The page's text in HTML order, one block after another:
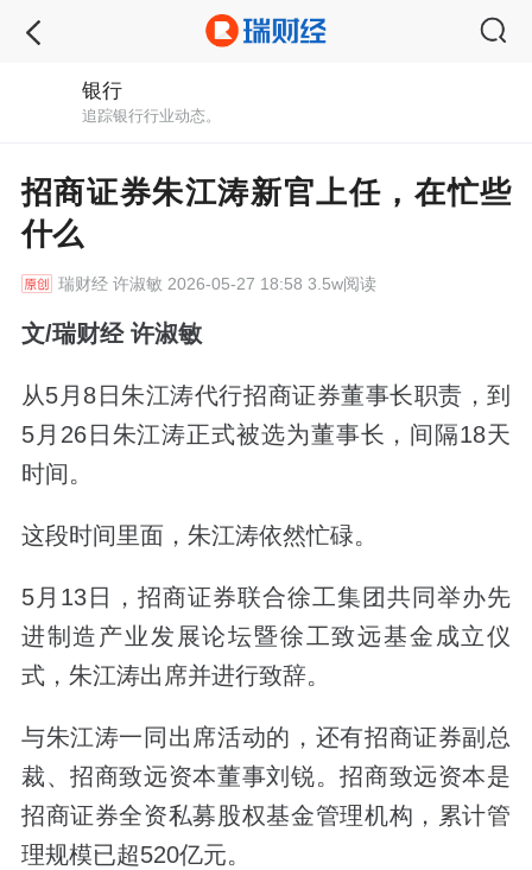
银行
追踪银行行业动态。
招商证券朱江涛新官上任，在忙些
什么
瑞财经许淑敏 2026-05-27 18:58 3.5w阅读
文/瑞财经 许淑敏
从5月8日朱江涛代行招商证券董事长职责，到
5月26日朱江涛正式被选为董事长，间隔18天
时间。
这段时间里面，朱江涛依然忙碌。
5月13日，招商证券联合徐工集团共同举办先
进制造产业发展论坛暨徐工致远基金成立仪
式，朱江涛出席并进行致辞。
与朱江涛一同出席活动的，还有招商证券副总
裁、招商致远资本董事刘锐。招商致远资本是
招商证券全资私募股权基金管理机构，累计管
理规模已超520亿元。